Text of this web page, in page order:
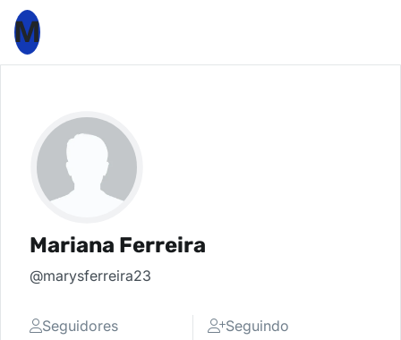
M
Mariana Ferreira
@marysferreira23
Seguidores Seguindo